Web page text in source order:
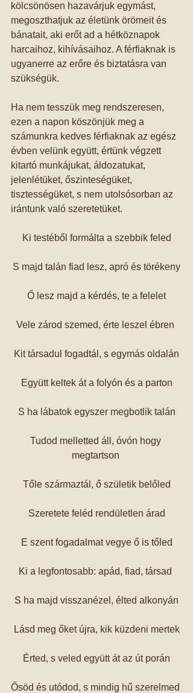
kölcsönösen hazavárjuk egymást,
megoszthatjuk az életünk örömeit és
bánatait, aki erőt ad a hétköznapok
harcaihoz, kihívásaihoz. A férfiaknak is
ugyanerre az erőre és biztatásra van
szükségük.
Ha nem tesszük meg rendszeresen,
ezen a napon köszönjük meg a
számunkra kedves férfiaknak az egész
évben velünk együtt, értünk végzett
kitartó munkájukat, áldozatukat,
jelenlétüket, őszinteségüket,
tisztességüket, s nem utolsósorban az
irántunk való szeretetüket.
Ki testéből formálta a szebbik feled
S majd talán fiad lesz, apró és törékeny
Ő lesz majd a kérdés, te a felelet
Vele zárod szemed, érte leszel ébren
Kit társadul fogadtál, s egymás oldalán
Együtt keltek át a folyón és a parton
S ha lábatok egyszer megbotlik talán
Tudod melletted áll, óvón hogy
megtartson
Tőle származtál, ő születik belőled
Szeretete feléd rendületlen árad
E szent fogadalmat vegye ő is tőled
Ki a legfontosabb: apád, fiad, társad
S ha majd visszanézel, élted alkonyán
Lásd meg őket újra, kik küzdeni mertek
Érted, s veled együtt át az út porán
Ősöd és utódod, s mindig hű szerelmed